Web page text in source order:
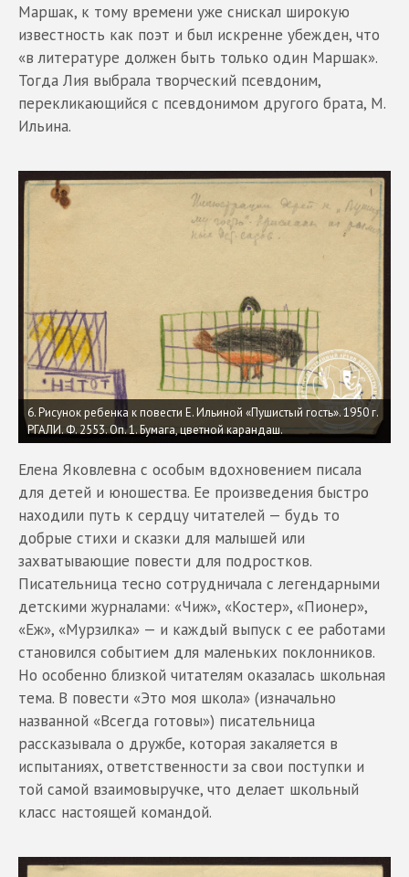
Маршак, к тому времени уже снискал широкую
известность как поэт и был искренне убежден, что
«в литературе должен быть только один Маршак».
Тогда Лия выбрала творческий псевдоним,
перекликающийся с псевдонимом другого брата, М.
Ильина.
6. Рисунок ребенка к повести Е. Ильиной «Пушистый гость». 1950 г.
РГАЛИ. Ф. 2553. Оп. 1. Бумага, цветной карандаш.
Елена Яковлевна с особым вдохновением писала
для детей и юношества. Ее произведения быстро
находили путь к сердцу читателей — будь то
добрые стихи и сказки для малышей или
захватывающие повести для подростков.
Писательница тесно сотрудничала с легендарными
детскими журналами: «Чиж», «Костер», «Пионер»,
«Еж», «Мурзилка» — и каждый выпуск с ее работами
становился событием для маленьких поклонников.
Но особенно близкой читателям оказалась школьная
тема. В повести «Это моя школа» (изначально
названной «Всегда готовы») писательница
рассказывала о дружбе, которая закаляется в
испытаниях, ответственности за свои поступки и
той самой взаимовыручке, что делает школьный
класс настоящей командой.